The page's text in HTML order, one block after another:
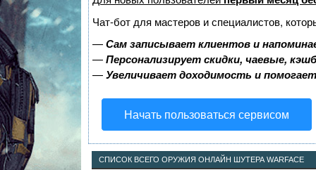
Чат-бот для мастеров и специалистов,
—Сам записывает клиентов и
—Персонализирует скидки, чаевые,
—Увеличивает доходимость и
Начать пользоваться сервисом
СПИСОК ВСЕГО ОРУЖИЯ ОНЛАЙН ШУТЕРА WARFACE